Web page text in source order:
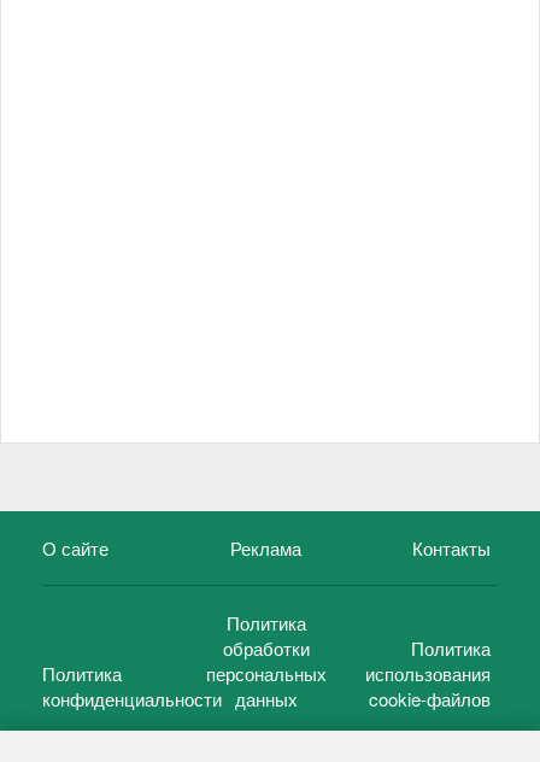
О сайте Реклама Контакты
Политика
конфиденциальности
Политика
обработки
персональных
данных
Политика
использования
cookie-файлов